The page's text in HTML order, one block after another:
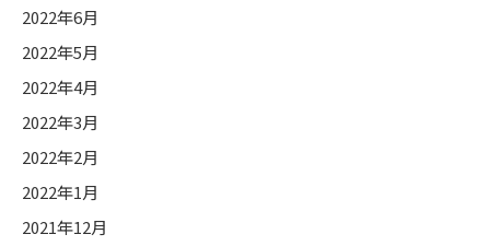
2022年6月
2022年5月
2022年4月
2022年3月
2022年2月
2022年1月
2021年12月